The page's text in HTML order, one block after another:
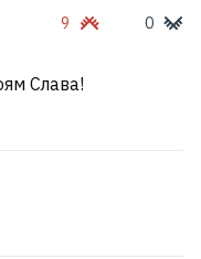
9 0
Слава!